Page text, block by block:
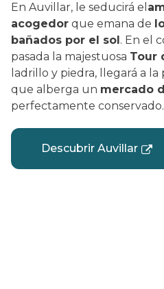
En Auvillar, le seducirá el
acogedor que emana de
bañados por el sol. En el
pasada la majestuosa Tour
ladrillo y piedra, llegará a
que alberga un mercado
perfectamente conservado.
Descubrir Auvillar